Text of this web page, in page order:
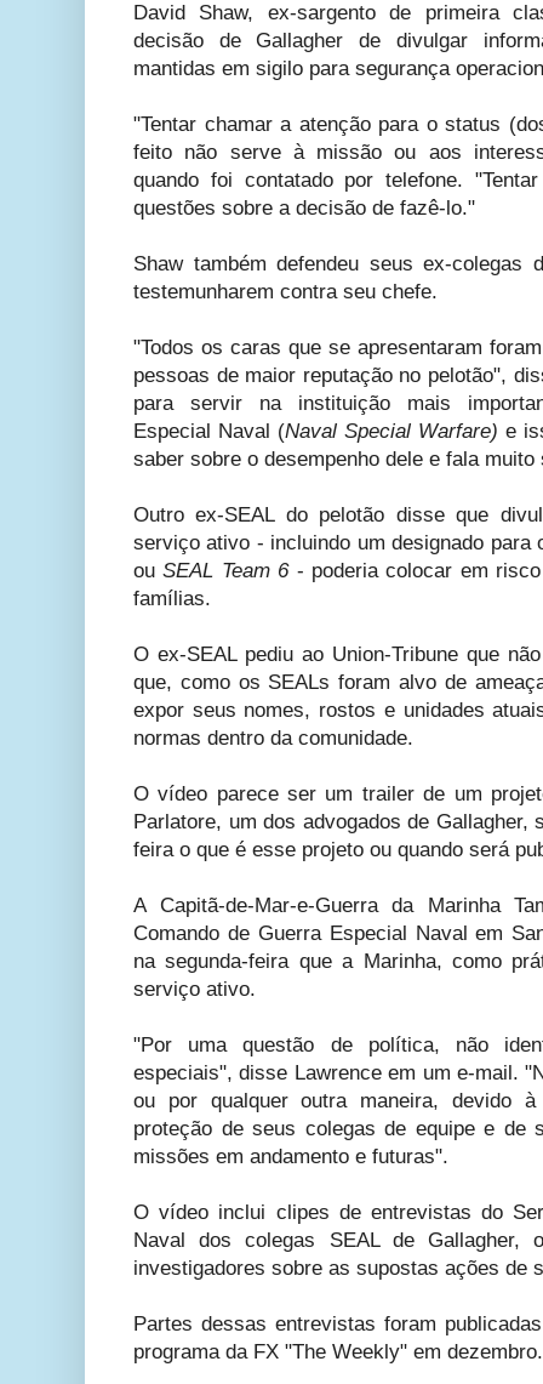
David Shaw, ex-sargento de primeira
decisão de Gallagher de divulgar
mantidas em sigilo para segurança
"Tentar chamar a atenção para o status
feito não serve à missão ou aos
quando foi contatado por telefone.
questões sobre a decisão de fazê-lo."
Shaw também defendeu seus ex-colegas
testemunharem contra seu chefe.
"Todos os caras que se apresentaram
pessoas de maior reputação no pelotão",
para servir na instituição mais
Especial Naval (Naval Special Warfare) e
saber sobre o desempenho dele e fala
Outro ex-SEAL do pelotão disse que
serviço ativo - incluindo um designado para
ouSEAL Team 6- poderia colocar em
famílias.
O ex-SEAL pediu ao Union-Tribune que
que, como os SEALs foram alvo de
expor seus nomes, rostos e unidades
normas dentro da comunidade.
O vídeo parece ser um trailer de um
Parlatore, um dos advogados de Gallagher,
feira o que é esse projeto ou quando será
A Capitã-de-Mar-e-Guerra da Marinha
Comando de Guerra Especial Naval em
na segunda-feira que a Marinha, como
serviço ativo.
"Por uma questão de política, não
especiais", disse Lawrence em um e-mail.
ou por qualquer outra maneira, devido
proteção de seus colegas de equipe e de
missões em andamento e futuras".
O vídeo inclui clipes de entrevistas do
Naval dos colegas SEAL de Gallagher,
investigadores sobre as supostas ações de
Partes dessas entrevistas foram
programa da FX "The Weekly" em dezembro.